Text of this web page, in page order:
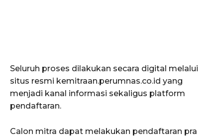
Seluruh proses dilakukan secara digital melalui
situs resmi kemitraan.perumnas.co.id yang
menjadi kanal informasi sekaligus platform
pendaftaran.
Calon mitra dapat melakukan pendaftaran pra